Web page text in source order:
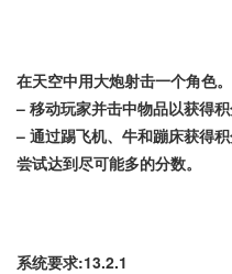
在天空中用大炮射击一个角色。
– 移动玩家并击中物品以获得
– 通过踢飞机、牛和蹦床获得积
尝试达到尽可能多的分数。
系统要求:13.2.1